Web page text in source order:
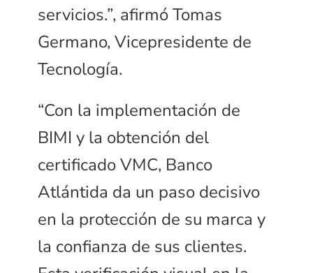
servicios.”, afirmó Tomas
Germano, Vicepresidente de
Tecnología.
“Con la implementación de
BIMI y la obtención del
certificado VMC, Banco
Atlántida da un paso decisivo
en la protección de su marca y
la confianza de sus clientes.